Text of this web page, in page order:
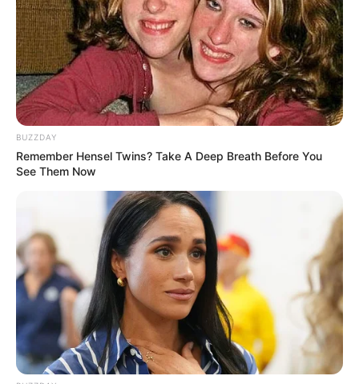
berbagai ekspresi yang ditunjukkan.
Moto hidupnya adalah “Don’t look at the trees, look at the
forest”.
Lihat profil & fakta Sumin selengkapnya
2.Sieun
BUZZDAY
Remember Hensel Twins? Take A Deep Breath Before You
See Them Now